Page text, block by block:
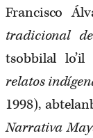
Francisco
tradicional
tsobbilal lo’il
relatos
1998),
Narrativa